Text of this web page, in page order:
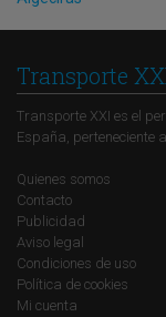
Transporte
Transporte XXI es el
España, perteneciente
Quienes somos
Contacto
Publicidad
Aviso legal
Condiciones de uso
Política de cookies
Mi cuenta